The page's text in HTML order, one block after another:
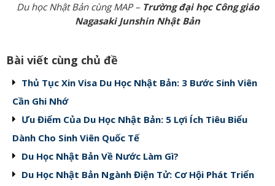
Du học Nhật Bản cùng MAP – Trường đại học Công giáo
Nagasaki Junshin Nhật Bản
Bài viết cùng chủ đề
Thủ Tục Xin Visa Du Học Nhật Bản: 3 Bước Sinh Viên
Cần Ghi Nhớ
Ưu Điểm Của Du Học Nhật Bản: 5 Lợi Ích Tiêu Biểu
Dành Cho Sinh Viên Quốc Tế
Du Học Nhật Bản Về Nước Làm Gì?
Du Học Nhật Bản Ngành Điện Tử: Cơ Hội Phát Triển